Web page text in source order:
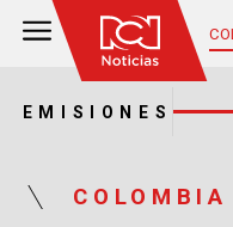
EMISIONES
COLOMBIA